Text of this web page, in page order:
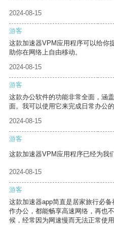
2024-08-15
游客
这款加速器VPM应用程序可以给你
助你在网络上自由移动。
2024-08-15
游客
这款办公软件的功能非常全面，涵
面。我可以使用它来完成日常办公
2024-08-15
游客
这款加速器VPM应用程序已经为我
2024-08-15
游客
这款加速器app简直是居家旅行必
作办公，都能畅享高速网络，再也
候，经常因为网速慢而无法正常使